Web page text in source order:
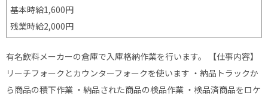
基本時給1,600円
残業時給2,000円
有名飲料メーカーの倉庫で入庫格納作業を行います。 【仕事内容】
リーチフォークとカウンターフォークを使います ・納品トラックか
ら商品の積下作業 ・納品された商品の検品作業 ・検品済商品をロケ